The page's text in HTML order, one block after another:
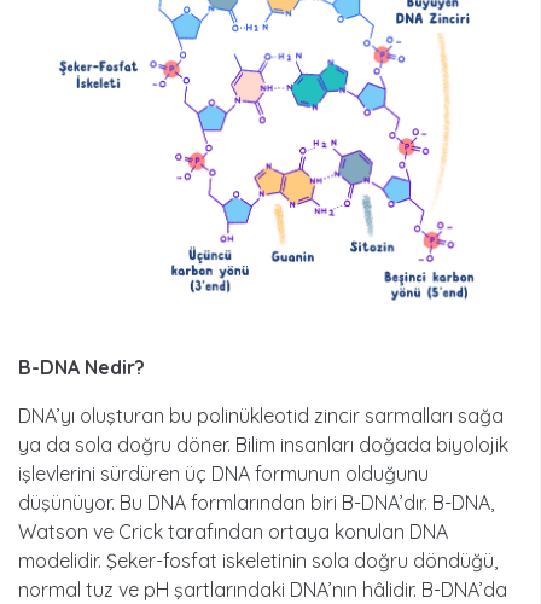
B-DNA Nedir?
DNA’yı oluşturan bu polinükleotid zincir sarmalları sağa
ya da sola doğru döner. Bilim insanları doğada biyolojik
işlevlerini sürdüren üç DNA formunun olduğunu
düşünüyor. Bu DNA formlarından biri B-DNA’dır. B-DNA,
Watson ve Crick tarafından ortaya konulan DNA
modelidir. Şeker-fosfat iskeletinin sola doğru döndüğü,
normal tuz ve pH şartlarındaki DNA’nın hâlidir. B-DNA’da